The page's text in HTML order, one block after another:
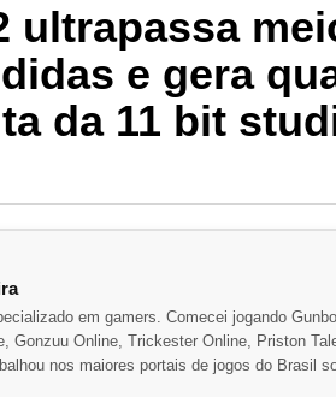
ultrapassa
e gera
da 11 bit
em gamers. Comecei jogando
Gonzuu Online, Trickester Online, Priston
nos maiores portais de jogos do Brasil